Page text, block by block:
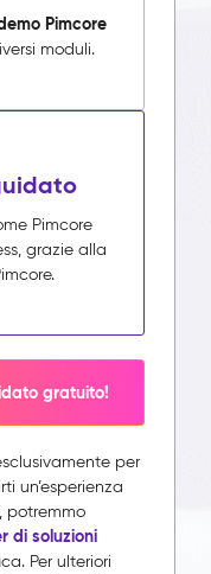
Pimcore
moduli.
Pimcore
grazie alla
gratuito!
per
un’esperienza
potremmo
di soluzioni
Per ulteriori